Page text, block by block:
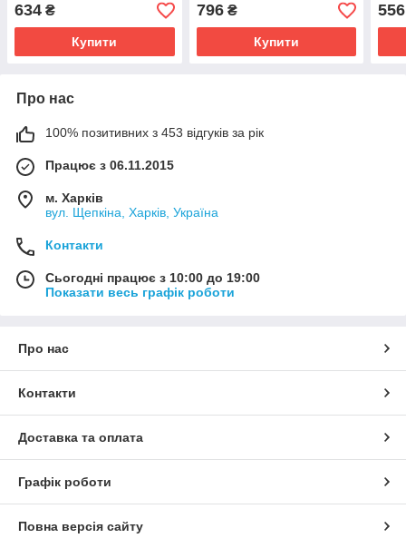
терморегулятором
634 ₴
Купити
захисним ковпаком
796₴
Купити
556
Про нас
100% позитивних з 453 відгуків за рік
Працює з 06.11.2015
м. Харків
вул. Щепкіна, Харків, Україна
Контакти
Сьогодні працює з 10:00 до 19:00
Показати весь графік роботи
Про нас
Контакти
Доставка та оплата
Графік роботи
Повна версія сайту